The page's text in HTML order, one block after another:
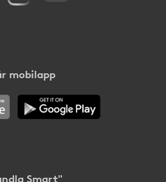
mobilapp
Smart"